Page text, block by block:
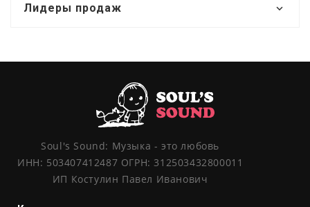
Лидеры продаж
Soul's Sound: Музыка - это любовь
ИНН: 503407412487 ОГРН: 312503432800011
ИП Костулин Павел Иванович